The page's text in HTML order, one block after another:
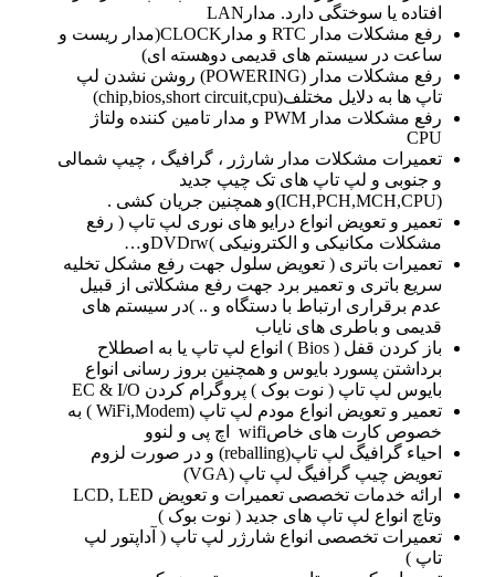
افتاده یا سوختگی دارد. مدارLAN
رفع مشکلات مدار RTC و مدارCLOCK(مدار ریست و
ساعت در سیستم های قدیمی دوهسته ای)
رفع مشکلات مدار (POWERING) روشن نشدن لپ
تاپ ها به دلایل مختلف(chip,bios,short circuit,cpu)
رفع مشکلات مدار PWM و مدار تامین کننده ولتاژ
CPU
تعمیرات مشکلات مدار شارژر ، گرافیگ ، چیپ شمالی
و جنوبی و لپ تاپ های تک چیپ جدید
(ICH,PCH,MCH,CPU)و همچنین جریان کشی .
تعمیر و تعویض انواع درایو های نوری لپ تاپ ( رفع
مشکلات مکانیکی و الکترونیکی )DVDrwو…
تعمیرات باتری ( تعویض سلول جهت رفع مشکل تخلیه
سریع باتری و تعمیر برد جهت رفع مشکلاتی از قبیل
عدم برقراری ارتباط با دستگاه و .. )در سیستم های
قدیمی و باطری های نایاب
باز کردن قفل ( Bios ) انواع لپ تاپ یا به اصطلاح
برداشتن پسورد بایوس و همچنین بروز رسانی انواع
بایوس لپ تاپ ( نوت بوک ) پروگرام کردن EC & I/O
تعمیر و تعویض انواع مودم لپ تاپ (WiFi,Modem ) به
خصوص کارت های خاصwifi اچ پی و لنوو
احیاء گرافیگ لپ تاپ(reballing) و در صورت لزوم
تعویض چیپ گرافیگ لپ تاپ (VGA)
ارائه خدمات تخصصی تعمیرات و تعویض LCD, LED
وتاچ انواع لپ تاپ های جدید ( نوت بوک )
تعمیرات تخصصی انواع شارژر لپ تاپ ( آداپتور لپ
تاپ )